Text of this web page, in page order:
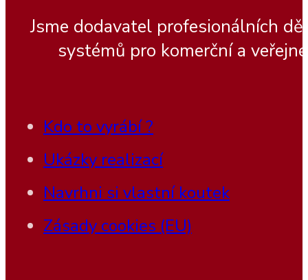
Jsme dodavatel profesionálních
systémů pro komerční a
Kdo to vyrábí ?
Ukázky realizací
Navrhni si vlastní koutek
Zásady cookies (EU)